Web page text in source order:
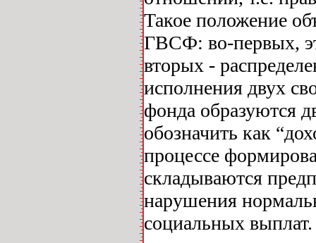
Такое положение
ГВСФ: во-первых,
вторых -
исполнения двух
фонда образуются
обозначить как
процессе
складываются
нарушения
социальных выплат.